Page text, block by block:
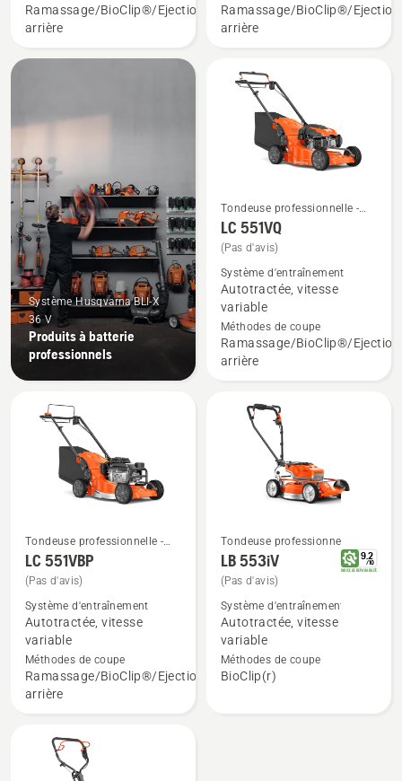
LC 551iV
Ramassage/BioClip®/Ejection
arrière
LC 551SP
Ramassage/BioClip®/Ejection
arrière
Système Husqvarna BLI-X
36 V
Produits à batterie
professionnels
Voir
plus
de
détails
sur
LC 551VQ
Tondeuse professionnelle -
Tondeuse à gazon
professionnelle
LC 551VQ
(Pas d'avis)
Système d'entraînement
Autotractée, vitesse
variable
Méthodes de coupe
Ramassage/BioClip®/Ejection
arrière
Voir
plus
de
détails
sur
LC 551VBP
Tondeuse professionnelle -
Tondeuse à gazon
professionnelle
LC 551VBP
(Pas d'avis)
Système d'entraînement
Autotractée, vitesse
variable
Méthodes de coupe
Ramassage/BioClip®/Ejection
arrière
Voir
plus
de
détails
sur
LB 553iV
9.2
/10
INDICE DE REPARABILITE
Tondeuse professionnelle -
Tondeuse à gazon
professionnelle
LB 553iV
(Pas d'avis)
Système d'entraînement
Autotractée, vitesse
variable
Méthodes de coupe
BioClip(r)